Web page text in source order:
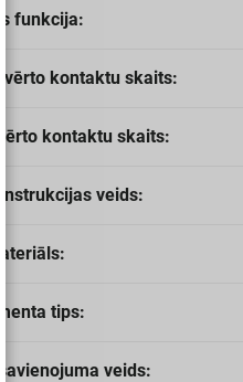
funkcija:
kontaktu skaits:
kontaktu skaits:
veids:
tips:
veids: